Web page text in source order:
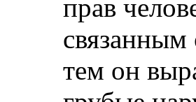
прав
связанным
тем он